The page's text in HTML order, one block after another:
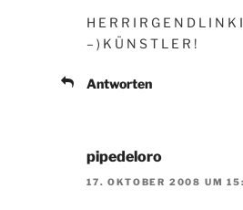
H E R R I R G E N D L I N K
– ) K Ü N S T L E R !
Antworten
pipedeloro
17. OKTOBER 2008 UM